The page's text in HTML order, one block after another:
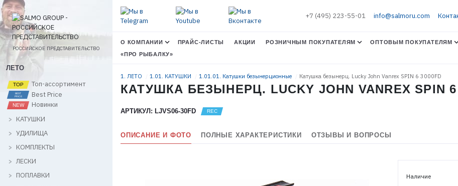
РОССИЙСКОЕ ПРЕДСТАВИТЕЛЬСТВО
ЛЕТО
Топ-ассортимент
Best Price
Новинки
КАТУШКИ
УДИЛИЩА
КОМПЛЕКТЫ
ЛЕСКИ
ПОПЛАВКИ
+7 (495) 223-55-01 info@salmoru.com
О КОМПАНИИ ПРАЙС-ЛИСТЫ АКЦИИ РОЗНИЧНЫМ ПОКУПАТЕЛЯМ ОПТОВЫМ ПОКУПАТЕЛЯМ
«ПРО РЫБАЛКУ»
1. ЛЕТО 1.01. КАТУШКИ 1.01.01. Катушки безынерционные Катушка безынерц. Lucky John Vanrex SPIN 6 3000FD
КАТУШКА БЕЗЫНЕРЦ. LUCKY JOHN VANREX SPIN 6
АРТИКУЛ: LJVS06-30FD
ОПИСАНИЕ И ФОТО ПОЛНЫЕ ХАРАКТЕРИСТИКИ ОТЗЫВЫ И ВОПРОСЫ
Наличие